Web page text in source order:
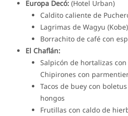
Europa Decó: (Hotel Urban)
Caldito caliente de
Lagrimas de Wagyu
Borrachito de café con
El Chaflán:
Salpicón de hortalizas
Chipirones con
Tacos de buey con
hongos
Frutillas con caldo de